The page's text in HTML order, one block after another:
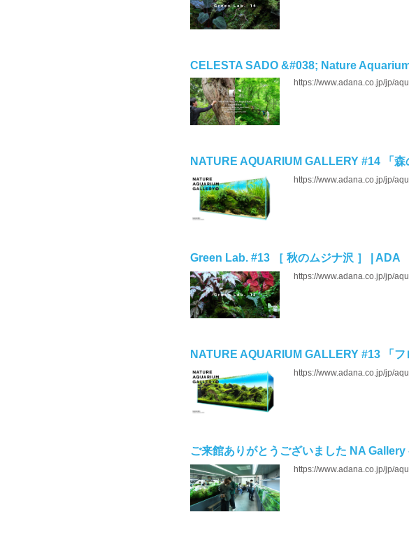
CELESTA SADO &#038; Nature
https://www.adana.co.jp/jp/
NATURE AQUARIUM GALLERY #14 「森
https://www.adana.co.jp/jp/
Green Lab. #13 ［ 秋のムジナ沢 ］ | ADA
https://www.adana.co.jp/jp/
NATURE AQUARIUM GALLERY #13 「
https://www.adana.co.jp/jp/
ご来館ありがとうございました NA
https://www.adana.co.jp/jp/